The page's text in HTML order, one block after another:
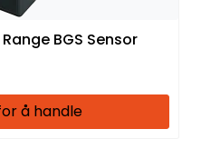
BGS Sensor
å handle